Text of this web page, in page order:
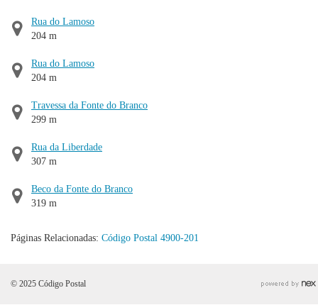
Rua do Lamoso
204 m
Rua do Lamoso
204 m
Travessa da Fonte do Branco
299 m
Rua da Liberdade
307 m
Beco da Fonte do Branco
319 m
Páginas Relacionadas: Código Postal 4900-201
© 2025 Código Postal